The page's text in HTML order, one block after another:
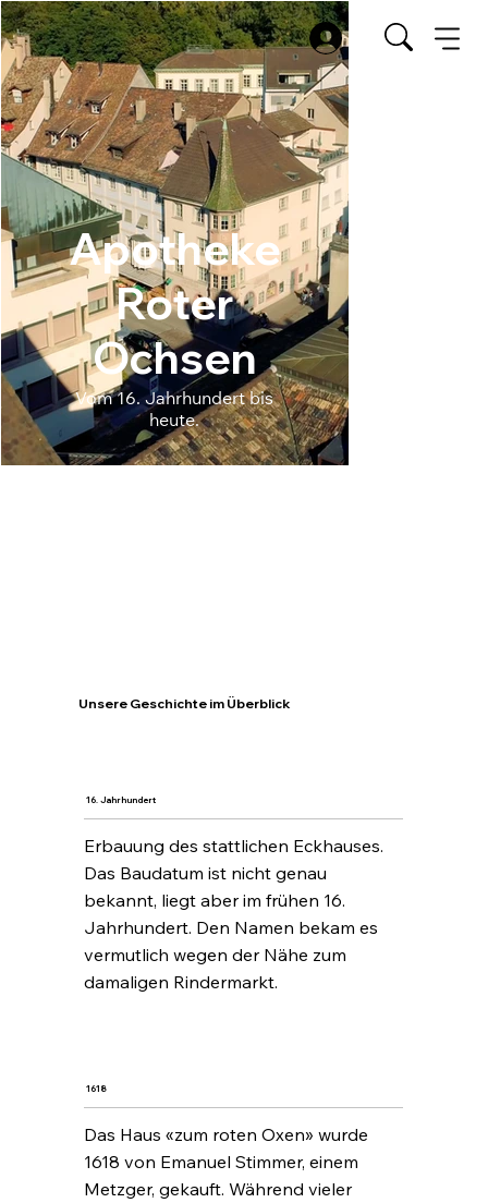
Apotheke
Roter
Ochsen
Vom 16. Jahrhundert bis
heute.
16. Jahrhundert
Erbauung des stattlichen Eckhauses.
Das Baudatum ist nicht genau
bekannt, liegt aber im frühen 16.
Jahrhundert. Den Namen bekam es
vermutlich wegen der Nähe zum
damaligen Rindermarkt.
1618
Das Haus «zum roten Oxen» wurde
1618 von Emanuel Stimmer, einem
Metzger, gekauft. Während vieler
Unsere Geschichte im Überblick